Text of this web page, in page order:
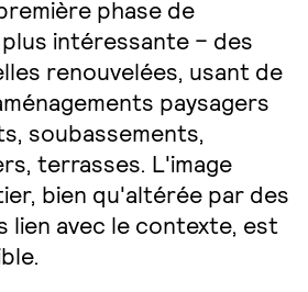
phase de
intéressante – des
renouvelées, usant de
paysagers
soubassements,
terrasses. L'image
bien qu'altérée par des
lien avec le contexte, est